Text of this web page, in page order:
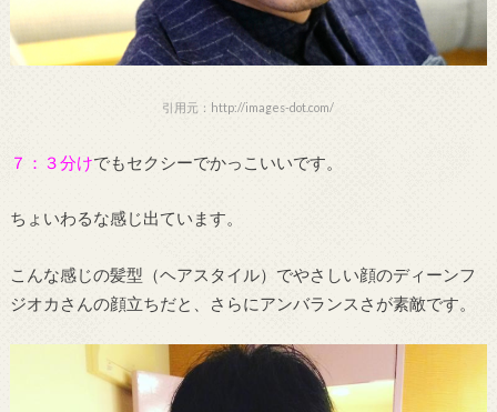
引用元：http://images-dot.com/
７：３分けでもセクシーでかっこいいです。
ちょいわるな感じ出ています。
こんな感じの髪型（ヘアスタイル）でやさしい顔のディーンフ
ジオカさんの顔立ちだと、さらにアンバランスさが素敵です。